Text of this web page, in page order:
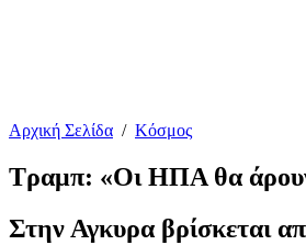
Αρχική Σελίδα / Κόσμος
Τραμπ: «Οι ΗΠΑ θα άρουν
Στην Αγκυρα βρίσκεται